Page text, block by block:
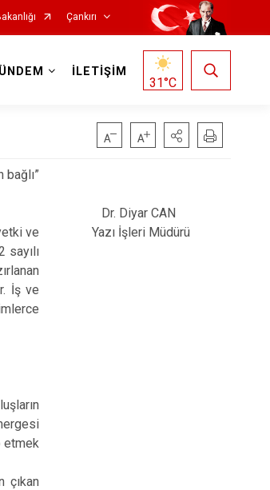
Çankırı
Korgun
Kurşunlu
İLETİŞİM
31°C
ve
sayılı
İş ve
etmek
çıkan
Dr. Diyar CAN
Yazı İşleri Müdürü